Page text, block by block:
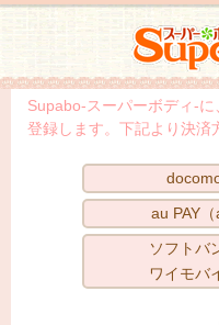
スーパーボディ
Supabo-スーパーボディ-に
登録します。下記より決済
au PAY（
ソフトバ
ワイモバ